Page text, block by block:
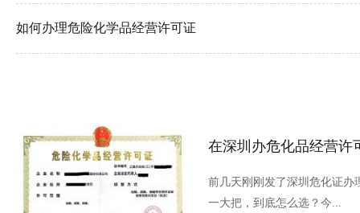
如何办理危险化学品经营许可证
在深圳办危化品经营许
前几天刚刚发了深圳危化证办
一大把，到底怎么选？今...